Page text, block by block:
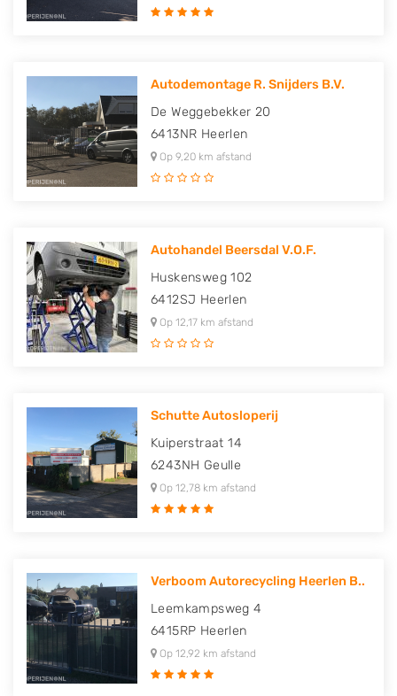
Autodemontage R. Snijders B.V.
De Weggebekker 20
6413NR Heerlen
Op 9,20 km afstand
Autohandel Beersdal V.O.F.
Huskensweg 102
6412SJ Heerlen
Op 12,17 km afstand
Schutte Autosloperij
Kuiperstraat 14
6243NH Geulle
Op 12,78 km afstand
Verboom Autorecycling Heerlen B..
Leemkampsweg 4
6415RP Heerlen
Op 12,92 km afstand